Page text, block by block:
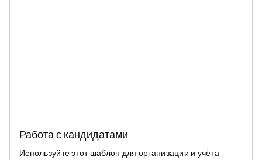
Работа с кандидатами
Используйте этот шаблон для организации и учёта